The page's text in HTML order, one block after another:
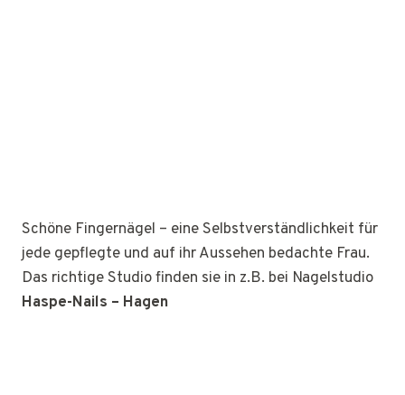
Schöne Fingernägel – eine Selbstverständlichkeit für
jede gepflegte und auf ihr Aussehen bedachte Frau.
Das richtige Studio finden sie in z.B. bei Nagelstudio
Haspe-Nails – Hagen